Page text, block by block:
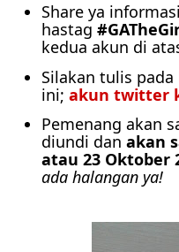
Share ya
hastag
kedua akun di
Silakan tulis
ini;akun twitter
Pemenang akan
diundi danakan
atau 23 Oktober
ada halangan ya!